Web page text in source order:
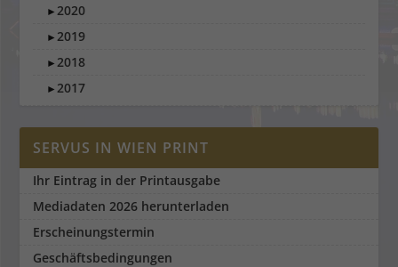
►2020
►2019
►2018
►2017
SERVUS IN WIEN PRINT
Ihr Eintrag in der Printausgabe
Mediadaten 2026 herunterladen
Erscheinungstermin
Geschäftsbedingungen